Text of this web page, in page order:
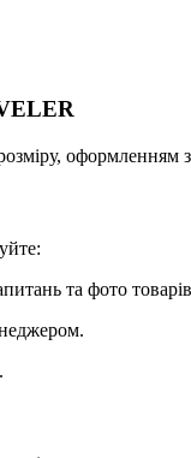
оформленням
та фото